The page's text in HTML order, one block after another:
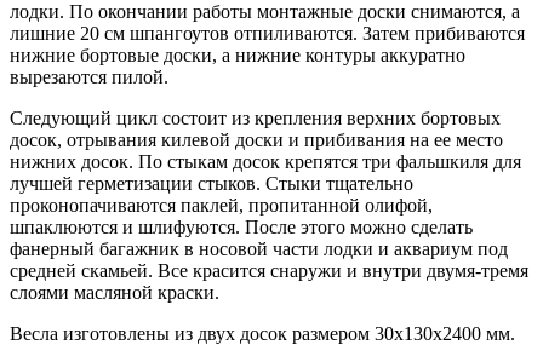
лодки. По окончании работы монтажные доски снимаются, а
лишние 20 см шпангоутов отпиливаются. Затем прибиваются
нижние бортовые доски, а нижние контуры аккуратно
вырезаются пилой.
Следующий цикл состоит из крепления верхних бортовых
досок, отрывания килевой доски и прибивания на ее место
нижних досок. По стыкам досок крепятся три фальшкиля для
лучшей герметизации стыков. Стыки тщательно
проконопачиваются паклей, пропитанной олифой,
шпаклюются и шлифуются. После этого можно сделать
фанерный багажник в носовой части лодки и аквариум под
средней скамьей. Все красится снаружи и внутри двумя-тремя
слоями масляной краски.
Весла изготовлены из двух досок размером 30х130х2400 мм.